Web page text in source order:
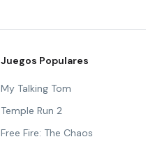
Juegos Populares
My Talking Tom
Temple Run 2
Free Fire: The Chaos